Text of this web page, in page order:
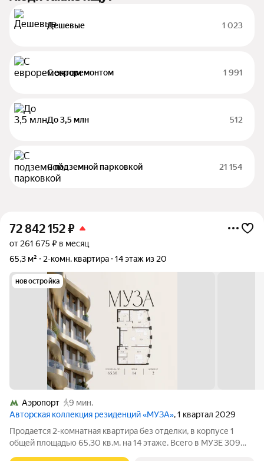
Дешевые 1 023
С евроремонтом 1 991
До 3,5 млн 512
С подземной парковкой 21 154
72 842 152₽
от 261 675 ₽ в месяц
65,3 м²
2-комн. квартира 14 этаж из 20
новостройка
Аэропорт
9 мин.
Авторская коллекция резиденций «МУЗА», 1 квартал 2029
Продается 2-комнатная квартира без отделки, в корпусе 1
общей площадью 65,30 кв.м. на 14 этаже. Всего в МУЗЕ 309